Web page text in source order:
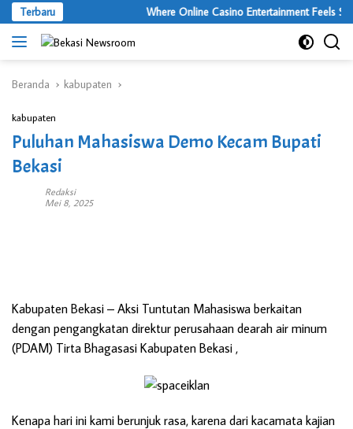
Langsung
ke
konten
Terbaru Where Online Casino Entertainment Feels
Beranda kabupaten
kabupaten
Puluhan Mahasiswa Demo Kecam Bupati
Bekasi
Redaksi
Mei 8, 2025
Kabupaten Bekasi – Aksi Tuntutan Mahasiswa berkaitan
dengan pengangkatan direktur perusahaan dearah air minum
(PDAM) Tirta Bhagasasi Kabupaten Bekasi ,
Kenapa hari ini kami berunjuk rasa, karena dari kacamata kajian